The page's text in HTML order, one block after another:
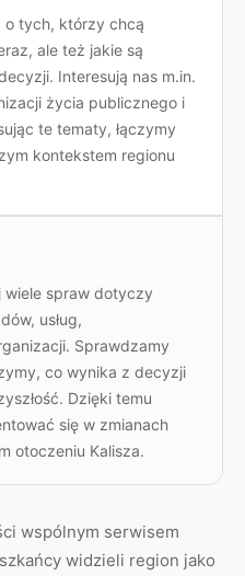
o tych, którzy chcą
ale też jakie są
Interesują nas m.in.
życia publicznego i
te tematy, łączymy
kontekstem regionu
wiele spraw dotyczy
usług,
Sprawdzamy
co wynika z decyzji
Dzięki temu
się w zmianach
otoczeniu Kalisza.
wspólnym serwisem
widzieli region jako